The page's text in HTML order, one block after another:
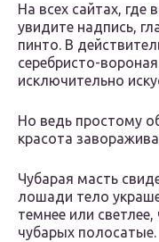
На всех сайтах, где
увидите надпись,
пинто. В
серебристо-
исключительно
Но ведь простому
красота
Чубарая масть
лошади тело
темнее или
чубарых полосатые.